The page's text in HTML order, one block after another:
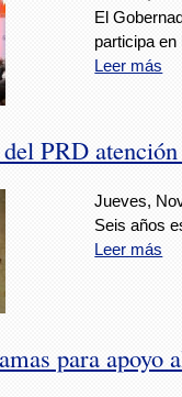
El
participa en
Leer más
PRD
Jueves,
Seis años
Leer más
para apoyo